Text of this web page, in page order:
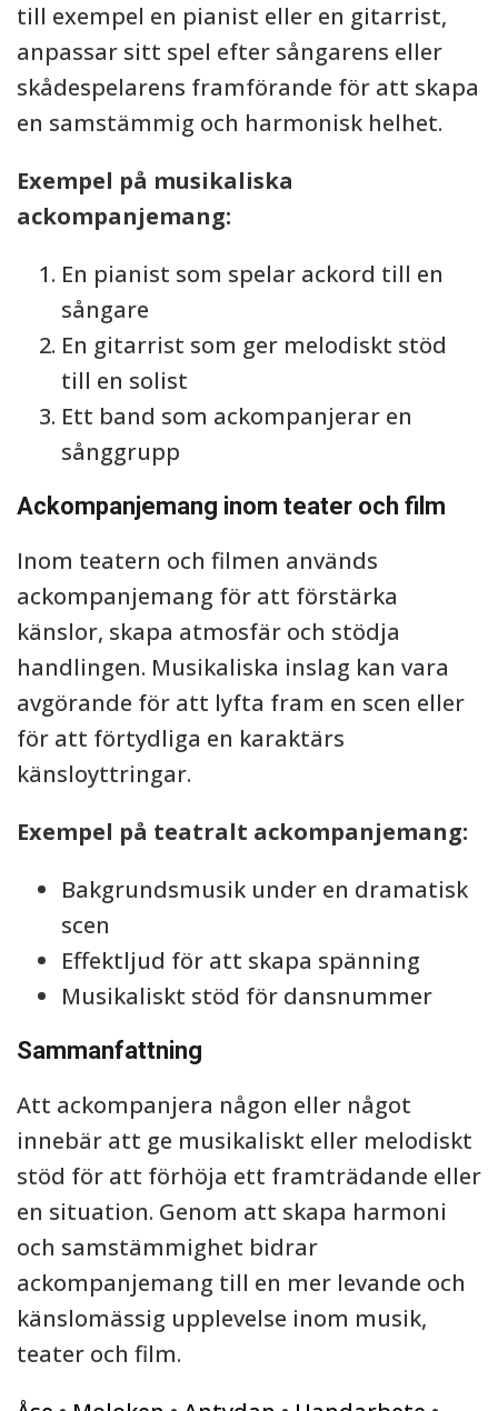
till exempel en pianist eller en gitarrist,
anpassar sitt spel efter sångarens eller
skådespelarens framförande för att skapa
en samstämmig och harmonisk helhet.
Exempel på musikaliska
ackompanjemang:
En pianist som spelar ackord till en
sångare
En gitarrist som ger melodiskt stöd
till en solist
Ett band som ackompanjerar en
sånggrupp
Ackompanjemang inom teater och film
Inom teatern och filmen används
ackompanjemang för att förstärka
känslor, skapa atmosfär och stödja
handlingen. Musikaliska inslag kan vara
avgörande för att lyfta fram en scen eller
för att förtydliga en karaktärs
känsloyttringar.
Exempel på teatralt ackompanjemang:
Bakgrundsmusik under en dramatisk
scen
Effektljud för att skapa spänning
Musikaliskt stöd för dansnummer
Sammanfattning
Att ackompanjera någon eller något
innebär att ge musikaliskt eller melodiskt
stöd för att förhöja ett framträdande eller
en situation. Genom att skapa harmoni
och samstämmighet bidrar
ackompanjemang till en mer levande och
känslomässig upplevelse inom musik,
teater och film.